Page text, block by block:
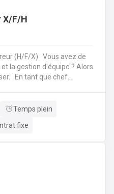
X/F/H
Vous avez de
la gestion d'équipe ? Alors
chantiers privés
utilisation des outils et
Temps plein
fixe